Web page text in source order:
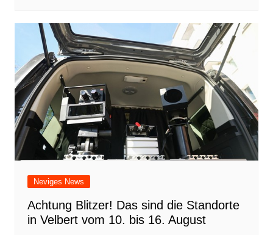
Neviges News
Achtung Blitzer! Das sind die Standorte
in Velbert vom 10. bis 16. August